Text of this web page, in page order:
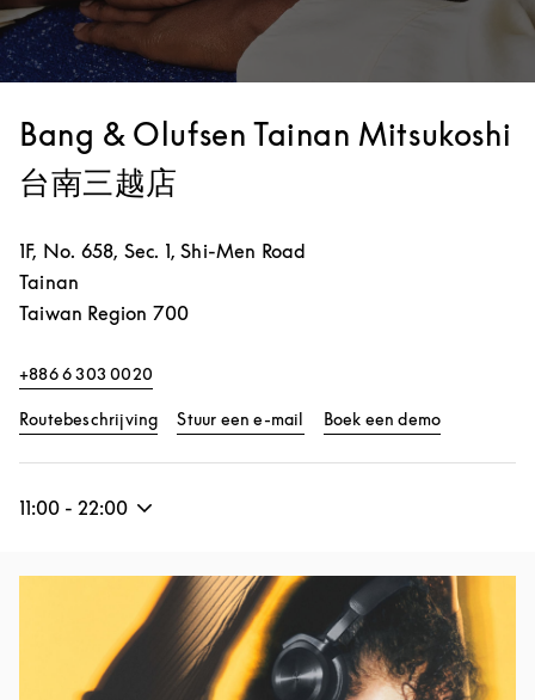
Bang & Olufsen Tainan Mitsukoshi
台南三越店
1F, No. 658, Sec. 1, Shi-Men Road
Tainan
Taiwan Region 700
+886 6 303 0020
RoutebeschrijvingLink Opens in New Tab
Stuur een e-mail Boek een demo
11:00 - 22:00
Afbeelding van evenement